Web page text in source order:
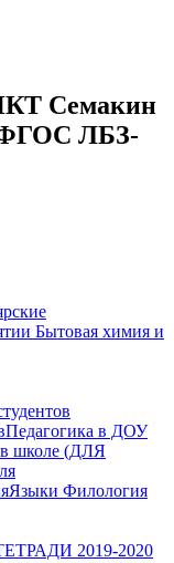
Семакин
ФГОС ЛБЗ-
Бытовая химия и
Педагогика в ДОУ
в школе (ДЛЯ
Языки Филология
2019-2020